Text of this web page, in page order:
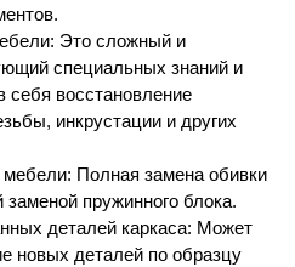
Это сложный и
специальных знаний и
восстановление
инкрустации и других
Полная замена обивки
пружинного блока.
деталей каркаса: Может
новых деталей по образцу